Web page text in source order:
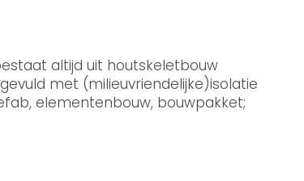
altijd uit houtskeletbouw
met (milieuvriendelijke)isolatie
elementenbouw, bouwpakket;